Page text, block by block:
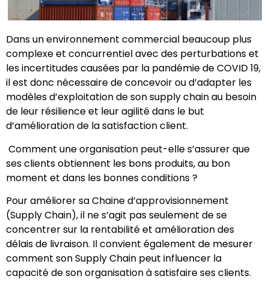
Dans un environnement commercial beaucoup plus
complexe et concurrentiel avec des perturbations et
les incertitudes causées par la pandémie de COVID 19,
il est donc nécessaire de concevoir ou d’adapter les
modèles d’exploitation de son supply chain au besoin
de leur résilience et leur agilité dans le but
d’amélioration de la satisfaction client.
Comment une organisation peut-elle s’assurer que
ses clients obtiennent les bons produits, au bon
moment et dans les bonnes conditions ?
Pour améliorer sa Chaine d’approvisionnement
(Supply Chain), il ne s’agit pas seulement de se
concentrer sur la rentabilité et amélioration des
délais de livraison. Il convient également de mesurer
comment son Supply Chain peut influencer la
capacité de son organisation à satisfaire ses clients.